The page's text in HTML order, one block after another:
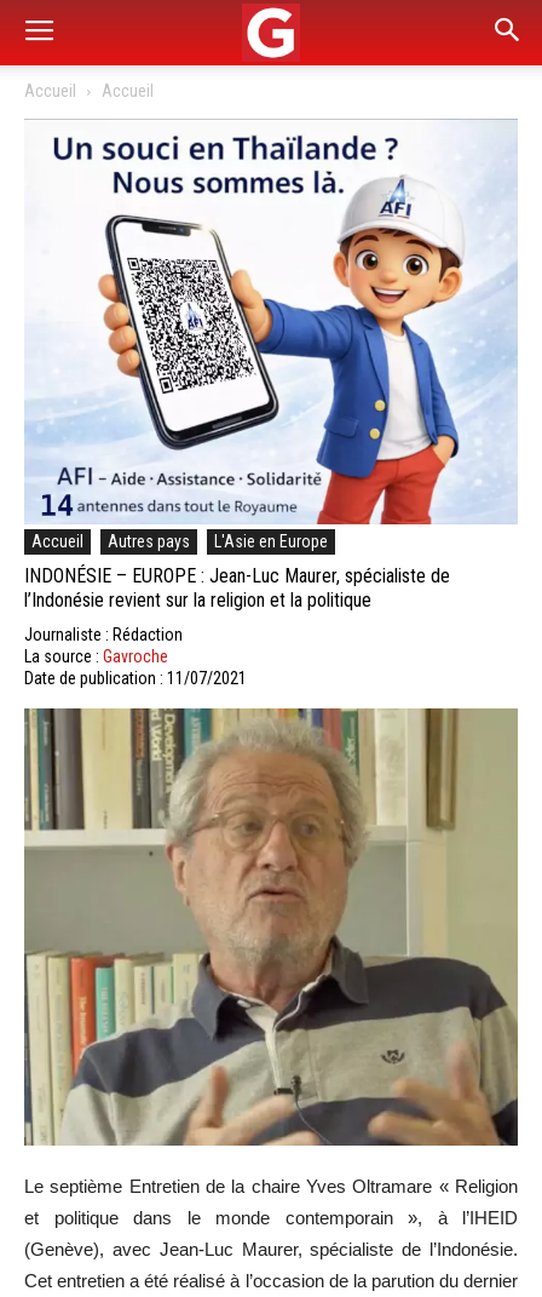
Accueil Accueil
Accueil Autres pays L'Asie en Europe
INDONÉSIE – EUROPE : Jean-Luc Maurer, spécialiste de
l’Indonésie revient sur la religion et la politique
Journaliste : Rédaction
La source : Gavroche
Date de publication : 11/07/2021
Le septième Entretien de la chaire Yves Oltramare « Religion
et politique dans le monde contemporain », à l’IHEID
(Genève), avec Jean-Luc Maurer, spécialiste de l’Indonésie.
Cet entretien a été réalisé à l’occasion de la parution du dernier